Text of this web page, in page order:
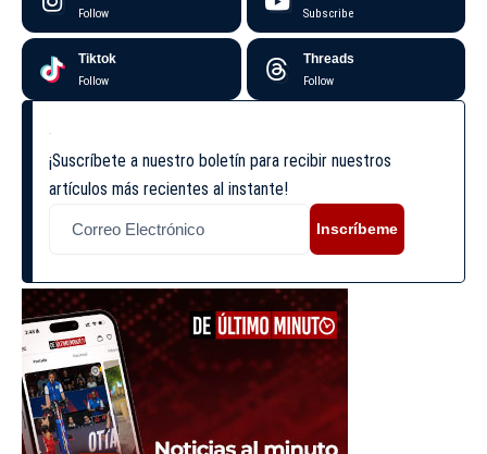
Follow Subscribe
Tiktok
Follow
Threads
Follow
¡Suscríbete a nuestro boletín para recibir nuestros
artículos más recientes al instante!
Inscríbeme